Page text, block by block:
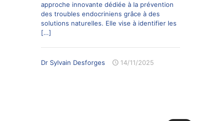
approche innovante dédiée à la prévention
des troubles endocriniens grâce à des
solutions naturelles. Elle vise à identifier les
[…]
Dr Sylvain Desforges 14/11/2025